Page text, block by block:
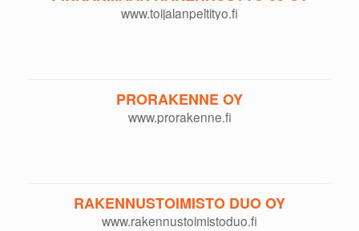
www.toijalanpeltityo.fi
PRORAKENNE OY
www.prorakenne.fi
RAKENNUSTOIMISTO DUO OY
www.rakennustoimistoduo.fi